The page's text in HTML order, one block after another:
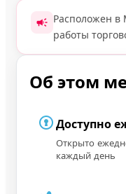
Расположен в
работы
Об этом
Доступно
Открыто
каждый день